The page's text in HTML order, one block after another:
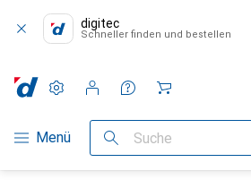
digitec
Schneller finden und bestellen
Navigation nach Kategorien
Menü Suche
Einstellungen
Kundenkonto
Vergleichslisten
Merklisten
Warenkorb